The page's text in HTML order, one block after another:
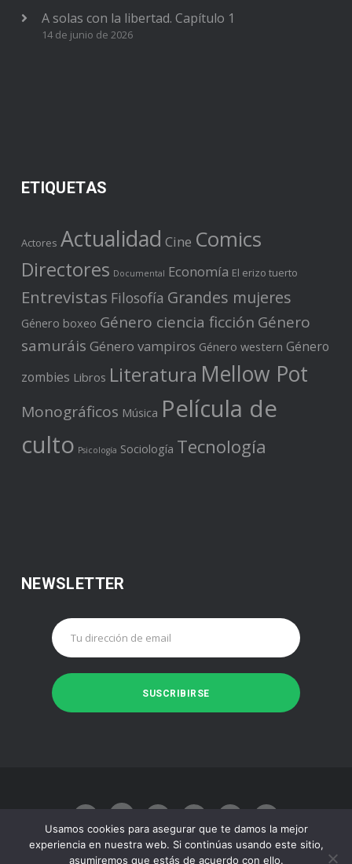
A solas con la libertad. Capítulo 1
14 de junio de 2026
ETIQUETAS
Actores Actualidad Cine Comics
Directores Documental Economía El erizo tuerto
Entrevistas Filosofía Grandes mujeres
Género boxeo Género ciencia ficción Género
samuráis Género vampiros Género western Género
zombies Libros Literatura Mellow Pot
Monográficos Música Película de
culto Psicología Sociología Tecnología
NEWSLETTER
Usamos cookies para asegurar que te damos la mejor
experiencia en nuestra web. Si continúas usando este sitio,
asumiremos que estás de acuerdo con ello.